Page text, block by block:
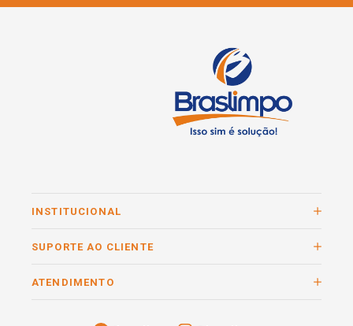
INSTITUCIONAL
SUPORTE AO CLIENTE
ATENDIMENTO